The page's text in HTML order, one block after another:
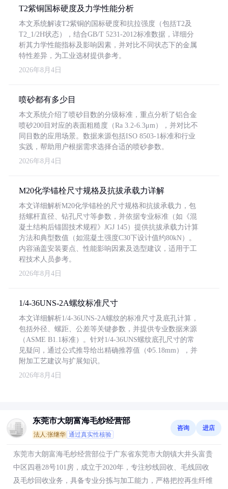
T2紫铜国标硬度及力学性能分析
本文系统解读T2紫铜的国标硬度和抗拉强度（包括T2及
T2_1/2H状态），结合GB/T 5231-2012标准数据，详细分
析其力学性能指标及影响因素，并对比不同状态下的金属
特性差异，为工业选材提供参考。
2026年8月4日
喷砂都有多少目
本文系统介绍了喷砂目数的分级标准，重点分析了铝合金
喷砂200目对应的表面粗糙度（Ra 3.2-6.3μm），并对比不
同目数的应用场景。数据来源包括ISO 8503-1标准和行业
实践，帮助用户根据需求选择合适的喷砂参数。
2026年8月4日
M20化学锚栓尺寸规格及抗拔承载力详解
本文详细解析M20化学锚栓的尺寸规格和抗拔承载力，包
括螺杆直径、钻孔尺寸等参数，并依据专业标准（如《混
凝土结构后锚固技术规程》JGJ 145）提供抗拔承载力计算
方法和典型数值（如混凝土强度C30下设计值约80kN）。
内容涵盖安装要点、性能影响因素及选型建议，适用于工
程技术人员参考。
2026年8月4日
1/4-36UNS-2A螺纹标准尺寸
本文详细解析1/4-36UNS-2A螺纹的标准尺寸及底孔计算，
包括外径、螺距、公差等关键参数，并提供专业数据来源
（ASME B1.1标准）。针对1/4-36UNS螺纹底孔尺寸的常
见疑问，通过公式推导给出精确推荐值（Φ5.18mm），并
附加工艺建议与扩展知识。
2026年8月4日
东莞市大朗富海毛纱经营部
法人:张继华 通过真实性核验
咨询 进店
东莞市大朗富海毛纱经营部位于广东省东莞市大朗镇大井头富贵
中区四巷28号101房，成立于2020年，专注纱线回收、毛线回收
及毛纱回收业务，具备专业分拣与加工能力，严格把控再生纤维